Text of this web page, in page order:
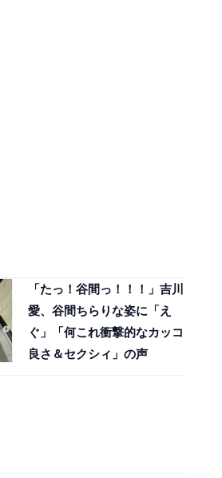
「たっ！谷間っ！！！」吉川
愛、谷間ちらりな姿に「え
ぐ」「何これ衝撃的なカッコ
良さ＆セクシィ」の声